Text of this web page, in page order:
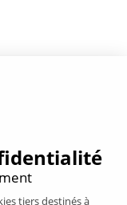
Origin, CODRA est
l'ingénierie logicielle